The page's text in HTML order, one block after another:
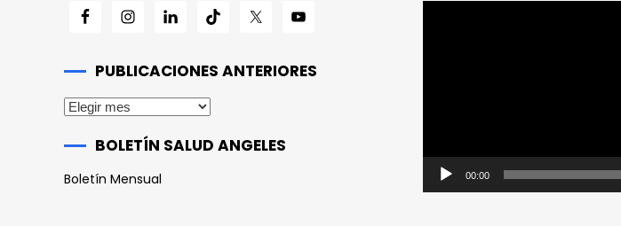
PUBLICACIONES ANTERIORES
Publicaciones
BOLETÍN SALUD ANGELES
Boletín Mensual 00:00